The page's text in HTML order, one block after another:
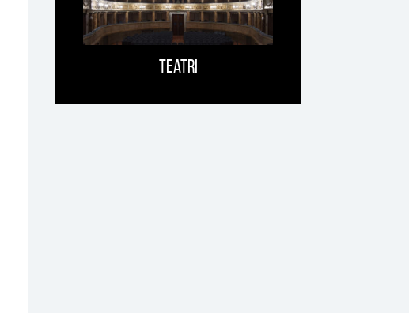
Teatri